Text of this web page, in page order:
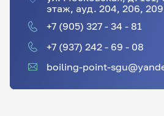
этаж, ауд. 204, 206, 209
+7 (905) 327 - 34 - 81
+7 (937) 242 - 69 - 08
boiling-point-